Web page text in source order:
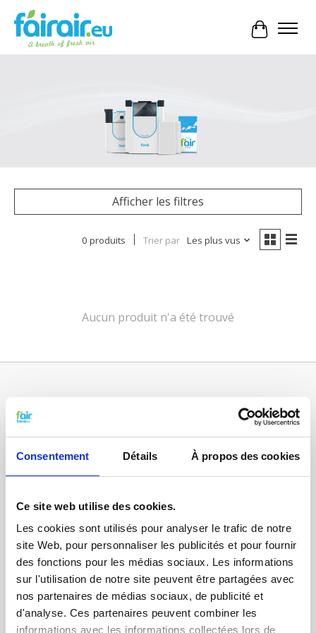
Consentement Détails À propos des cookies
Ce site web utilise des cookies.
Les cookies sont utilisés pour analyser le trafic de notre
site Web, pour personnaliser les publicités et pour fournir
des fonctions pour les médias sociaux. Les informations
sur l'utilisation de notre site peuvent être partagées avec
nos partenaires de médias sociaux, de publicité et
d'analyse. Ces partenaires peuvent combiner les
informations avec les informations collectées lors de
Panier
Afficher les filtres
0 produits Trier par Les plus vus
Aucun produit n'a été trouvé
FILTRES VMC DOUBLE FLUX
FILTRE À AIR POUR CHAUFFAGE
TISSUS FILTRANTS ET MATS
FILTRES À POCHES